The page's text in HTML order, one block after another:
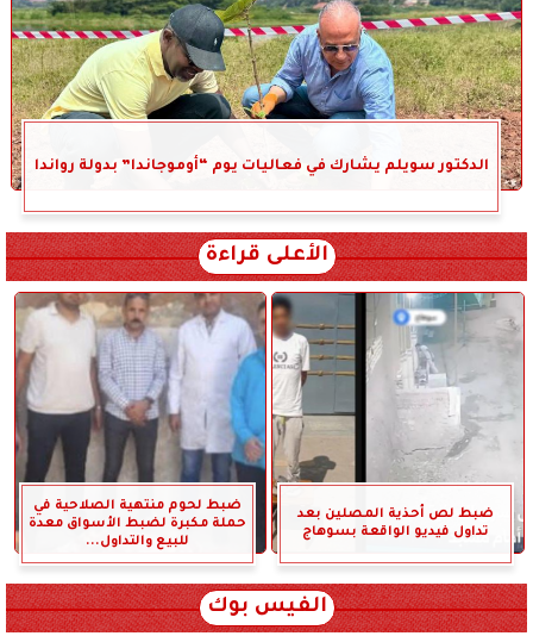
الدكتور سويلم يشارك في فعاليات يوم “أوموجاندا” بدولة رواندا
الأعلى قراءة
ضبط لص أحذية المصلين بعد
تداول فيديو الواقعة بسوهاج
ضبط لحوم منتهية الصلاحية في
حملة مكبرة لضبط الأسواق معدة
للبيع والتداول...
الفيس بوك